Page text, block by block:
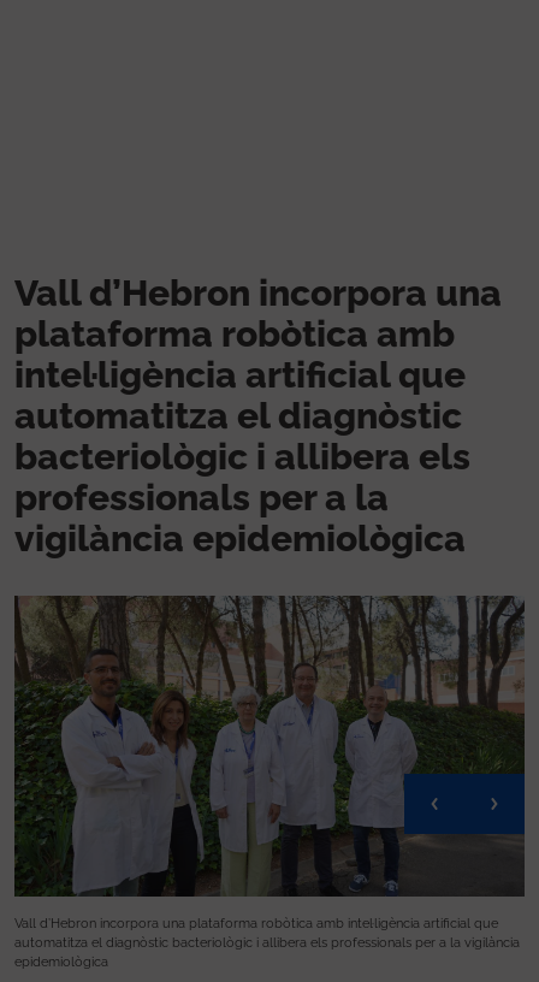
Vall d’Hebron incorpora una
plataforma robòtica amb
intel·ligència artificial que
automatitza el diagnòstic
bacteriològic i allibera els
professionals per a la
vigilància epidemiològica
Vall d’Hebron incorpora una plataforma robòtica amb intel·ligència artificial que
automatitza el diagnòstic bacteriològic i allibera els professionals per a la vigilància
epidemiològica